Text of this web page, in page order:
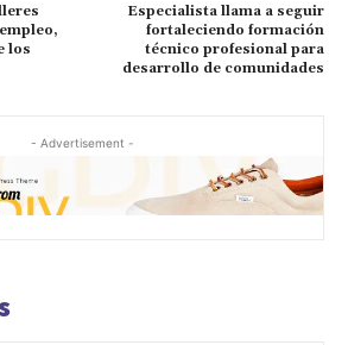
los
Especialista llama a seguir
fortaleciendo formación
técnico profesional para
desarrollo de comunidades
- Advertisement -